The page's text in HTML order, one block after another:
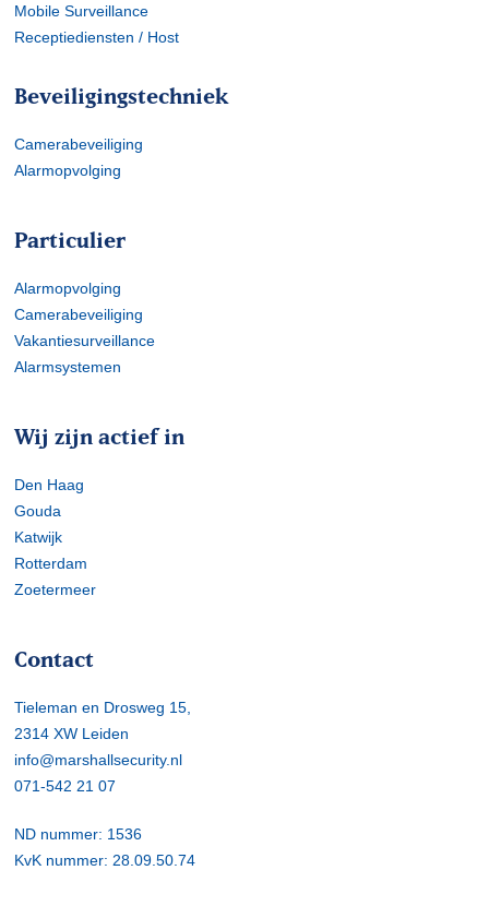
Mobile Surveillance
Receptiediensten / Host
Beveiligingstechniek
Camerabeveiliging
Alarmopvolging
Particulier
Alarmopvolging
Camerabeveiliging
Vakantiesurveillance
Alarmsystemen
Wij zijn actief in
Den Haag
Gouda
Katwijk
Rotterdam
Zoetermeer
Contact
Tieleman en Drosweg 15,
2314 XW Leiden
info@marshallsecurity.nl
071-542 21 07
ND nummer: 1536
KvK nummer: 28.09.50.74